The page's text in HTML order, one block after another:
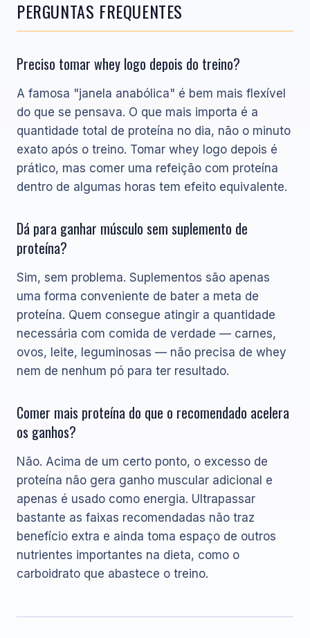
PERGUNTAS FREQUENTES
Preciso tomar whey logo depois do treino?
A famosa "janela anabólica" é bem mais flexível
do que se pensava. O que mais importa é a
quantidade total de proteína no dia, não o minuto
exato após o treino. Tomar whey logo depois é
prático, mas comer uma refeição com proteína
dentro de algumas horas tem efeito equivalente.
Dá para ganhar músculo sem suplemento de
proteína?
Sim, sem problema. Suplementos são apenas
uma forma conveniente de bater a meta de
proteína. Quem consegue atingir a quantidade
necessária com comida de verdade — carnes,
ovos, leite, leguminosas — não precisa de whey
nem de nenhum pó para ter resultado.
Comer mais proteína do que o recomendado acelera
os ganhos?
Não. Acima de um certo ponto, o excesso de
proteína não gera ganho muscular adicional e
apenas é usado como energia. Ultrapassar
bastante as faixas recomendadas não traz
benefício extra e ainda toma espaço de outros
nutrientes importantes na dieta, como o
carboidrato que abastece o treino.